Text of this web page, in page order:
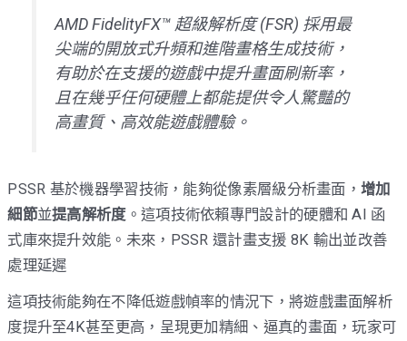
AMD FidelityFX™ 超級解析度 (FSR) 採用最
尖端的開放式升頻和進階畫格生成技術，
有助於在支援的遊戲中提升畫面刷新率，
且在幾乎任何硬體上都能提供令人驚豔的
高畫質、高效能遊戲體驗。
PSSR 基於機器學習技術，能夠從像素層級分析畫面，增加
細節並提高解析度。這項技術依賴專門設計的硬體和 AI 函
式庫來提升效能。未來，PSSR 還計畫支援 8K 輸出並改善
處理延遲
這項技術能夠在不降低遊戲幀率的情況下，將遊戲畫面解析
度提升至4K甚至更高，呈現更加精細、逼真的畫面，玩家可